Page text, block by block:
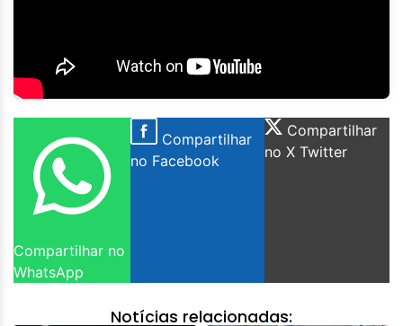
Compartilhar no
WhatsApp
Compartilhar
no Facebook
Compartilhar
no X Twitter
Notícias relacionadas: